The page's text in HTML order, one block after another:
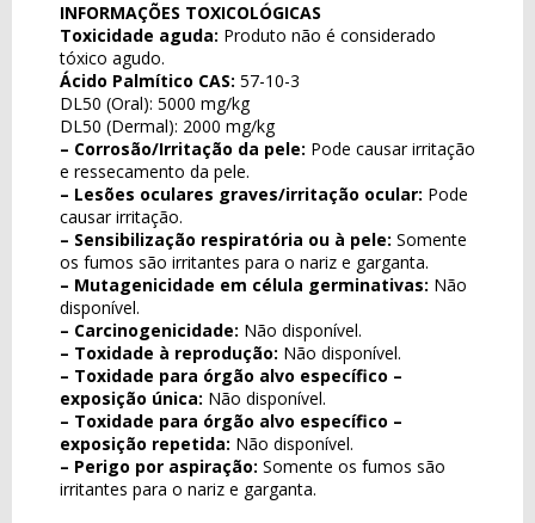
INFORMAÇÕES TOXICOLÓGICAS
Toxicidade aguda: Produto não é considerado
tóxico agudo.
Ácido Palmítico CAS: 57-10-3
DL50 (Oral): 5000 mg/kg
DL50 (Dermal): 2000 mg/kg
– Corrosão/Irritação da pele: Pode causar irritação
e ressecamento da pele.
– Lesões oculares graves/irritação ocular: Pode
causar irritação.
– Sensibilização respiratória ou à pele: Somente
os fumos são irritantes para o nariz e garganta.
– Mutagenicidade em célula germinativas: Não
disponível.
– Carcinogenicidade: Não disponível.
– Toxidade à reprodução: Não disponível.
– Toxidade para órgão alvo específico –
exposição única: Não disponível.
– Toxidade para órgão alvo específico –
exposição repetida: Não disponível.
– Perigo por aspiração: Somente os fumos são
irritantes para o nariz e garganta.